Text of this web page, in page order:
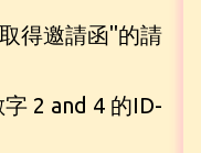
得邀請函"的請
2 and 4 的ID-